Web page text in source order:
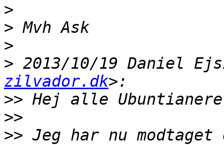
>
>
>
> 2013/10/19 Daniel
zilvador.dk
>>
>>
>> Jeg har nu